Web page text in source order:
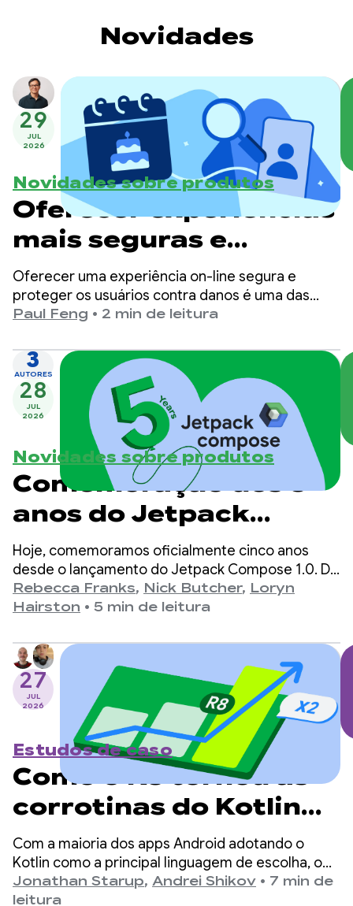
eficiência ao ranking.Novidades
29
JUL
2026
Novidades sobre produtos
Oferecer experiências
mais seguras e
adequadas à idade no
Google Play
Oferecer uma experiência on-line segura e
proteger os usuários contra danos é uma das
principais prioridades do Google Play.
Paul Feng • 2 min de leitura
3
AUTORES
28
JUL
2026
Novidades sobre produtos
Comemoração dos 5
anos do Jetpack
Compose
Hoje, comemoramos oficialmente cinco anos
desde o lançamento do Jetpack Compose 1.0. Da
versão 1.0, anunciada em 28 de julho de 2021, até
a versão 1.11 mais recente, vimos as APIs
estamos aproveitando o momento para
comemorar.
Rebecca Franks, Nick Butcher, Loryn
Hairston • 5 min de leitura
27
JUL
2026
Estudos de caso
Como o R8 tornou as
corrotinas do Kotlin
no Android duas vezes
mais rápidas
Com a maioria dos apps Android adotando o
Kotlin como a principal linguagem de escolha, o
kotlinx.coroutines se tornou um padrão de fato
para programação assíncrona. A biblioteca
Jonathan Starup, Andrei Shikov • 7 min de
leitura